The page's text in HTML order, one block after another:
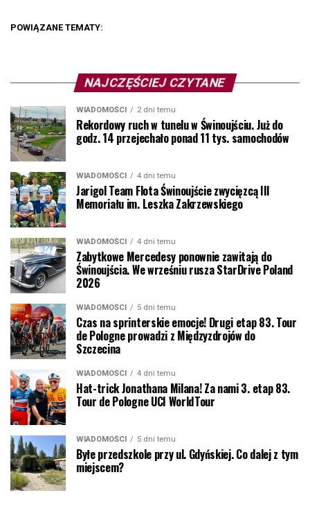
POWIĄZANE TEMATY:
NAJCZĘŚCIEJ CZYTANE
WIADOMOŚCI 2 dni temu
Rekordowy ruch w tunelu w Świnoujściu. Już do
godz. 14 przejechało ponad 11 tys. samochodów
WIADOMOŚCI 4 dni temu
Jarigol Team Flota Świnoujście zwycięzcą III
Memoriału im. Leszka Zakrzewskiego
WIADOMOŚCI 4 dni temu
Zabytkowe Mercedesy ponownie zawitają do
Świnoujścia. We wrześniu rusza StarDrive Poland
2026
WIADOMOŚCI 5 dni temu
Czas na sprinterskie emocje! Drugi etap 83. Tour
de Pologne prowadzi z Międzyzdrojów do
Szczecina
WIADOMOŚCI 4 dni temu
Hat-trick Jonathana Milana! Za nami 3. etap 83.
Tour de Pologne UCI WorldTour
WIADOMOŚCI 5 dni temu
Byłe przedszkole przy ul. Gdyńskiej. Co dalej z tym
miejscem?